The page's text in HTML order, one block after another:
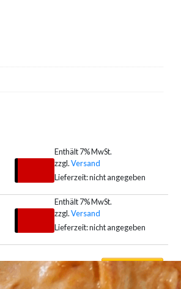
Enthält 7% MwSt.
zzgl.Versand
Lieferzeit: nicht angegeben
Enthält 7% MwSt.
zzgl.Versand
Lieferzeit: nicht angegeben
Auswählen